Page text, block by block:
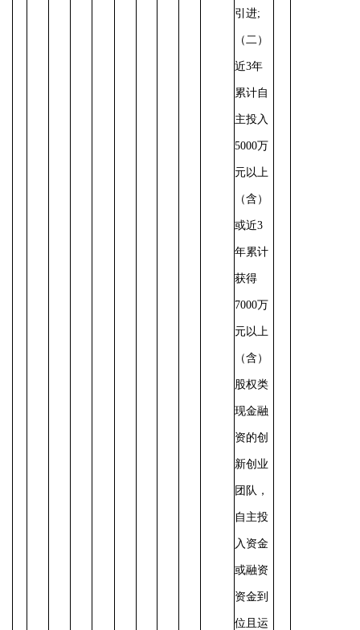
引进;
（二）
近3年
累计自
主投入
5000万
元以上
（含）
或近3
年累计
获得
7000万
元以上
（含）
股权类
现金融
资的创
新创业
团队，
自主投
入资金
或融资
资金到
位且运